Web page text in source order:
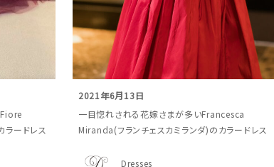
ラードレス
2021年6月13日
一目惚れされる花嫁さまが多いFrancesca
Miranda(フランチェスカミランダ)のカラードレス
Dresses